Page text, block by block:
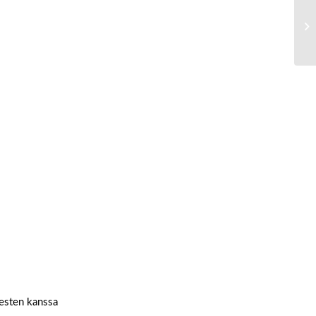
kanssa